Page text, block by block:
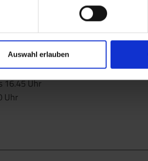
Auswahl erlauben
16.45 Uhr
Uhr